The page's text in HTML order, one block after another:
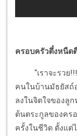
ครอบครัวตึ๋งหนืด
“เราจะรวย
คนในบ้านมัธยัสถ์
ลงในจิตใจของลู
ต้นตระกูลของคร
ครั้งในชีวิต ตั้งแต่